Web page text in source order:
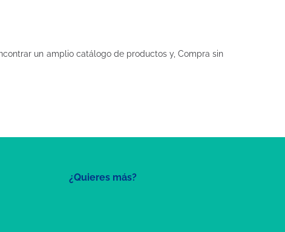
un amplio catálogo de productos y, Compra sin
¿Quieres más?